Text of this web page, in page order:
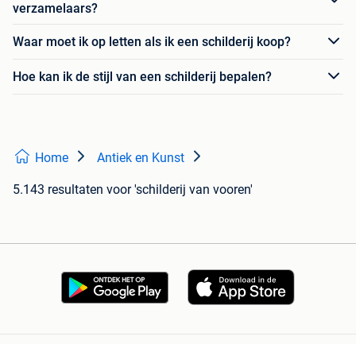
verzamelaars?
Waar moet ik op letten als ik een schilderij koop?
Hoe kan ik de stijl van een schilderij bepalen?
Home Antiek en Kunst
5.143 resultaten voor 'schilderij van vooren'